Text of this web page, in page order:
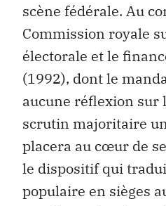
scène fédérale. Au
Commission royale
électorale et le
(1992), dont le
aucune réflexion sur
scrutin majoritaire
placera au cœur de
le dispositif qui
populaire en sièges